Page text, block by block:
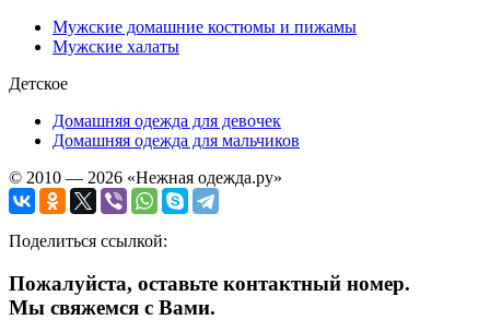
Мужские домашние костюмы и пижамы
Мужские халаты
Детское
Домашняя одежда для девочек
Домашняя одежда для мальчиков
© 2010 — 2026 «Нежная одежда.ру»
Поделиться ссылкой:
Пожалуйста, оставьте контактный номер.
Мы свяжемся с Вами.